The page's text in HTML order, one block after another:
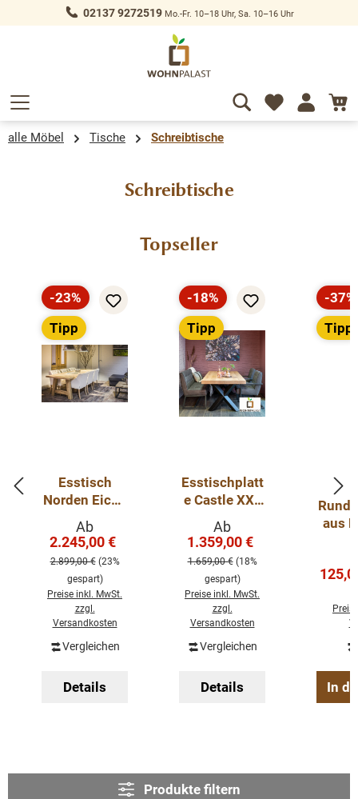
springen 02137 9272519Mo.-Fr. 10–18 Uhr, Sa. 10–16 Uhr
alle Möbel Tische Schreibtische
Schreibtische
Produktgalerie überspringen
Topseller
Rabatt
-23%
Tipp
Esstisch
Norden Eiche
- Stärke: 45-
48mm
Eichentisch
massiv mit
Holzgestell
Verkaufspreis:
Ab
2.245,00 €
2.899,00 € (23%
gespart)
Preise inkl. MwSt.
zzgl.
Versandkosten
Vergleichen
Details
Rabatt
-18%
Tipp
Esstischplatt
e Castle XXL
aus
Eichenholz
80 mm Stark
Verkaufspreis:
Ab
1.359,00 €
1.659,00 € (18%
gespart)
Preise inkl. MwSt.
zzgl.
Versandkosten
Vergleichen
Details
-37%
Tipp
aus
In
Produkte filtern